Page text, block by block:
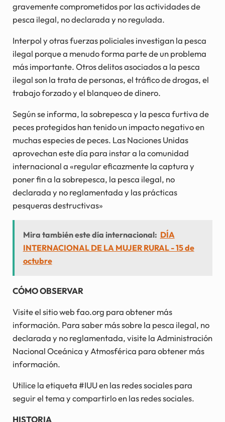
gravemente comprometidos por las actividades de
pesca ilegal, no declarada y no regulada.
Interpol y otras fuerzas policiales investigan la pesca
ilegal porque a menudo forma parte de un problema
más importante. Otros delitos asociados a la pesca
ilegal son la trata de personas, el tráfico de drogas, el
trabajo forzado y el blanqueo de dinero.
Según se informa, la sobrepesca y la pesca furtiva de
peces protegidos han tenido un impacto negativo en
muchas especies de peces. Las Naciones Unidas
aprovechan este día para instar a la comunidad
internacional a «regular eficazmente la captura y
poner fin a la sobrepesca, la pesca ilegal, no
declarada y no reglamentada y las prácticas
pesqueras destructivas»
Mira también este día internacional: DÍA
INTERNACIONAL DE LA MUJER RURAL - 15 de
octubre
CÓMO OBSERVAR
Visite el sitio web fao.org para obtener más
información. Para saber más sobre la pesca ilegal, no
declarada y no reglamentada, visite la Administración
Nacional Oceánica y Atmosférica para obtener más
información.
Utilice la etiqueta #IUU en las redes sociales para
seguir el tema y compartirlo en las redes sociales.
HISTORIA